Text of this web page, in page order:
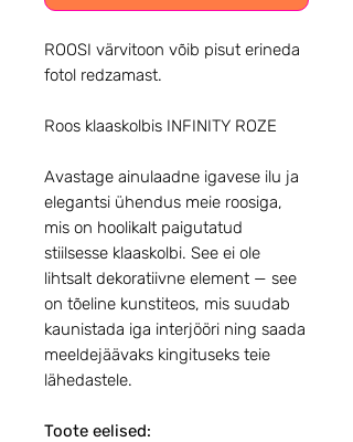
ROOSI värvitoon võib pisut erineda
fotol redzamast.
Roos klaaskolbis INFINITY ROZE
Avastage ainulaadne igavese ilu ja
elegantsi ühendus meie roosiga,
mis on hoolikalt paigutatud
stiilsesse klaaskolbi. See ei ole
lihtsalt dekoratiivne element — see
on tõeline kunstiteos, mis suudab
kaunistada iga interjööri ning saada
meeldejäävaks kingituseks teie
lähedastele.
Toote eelised: